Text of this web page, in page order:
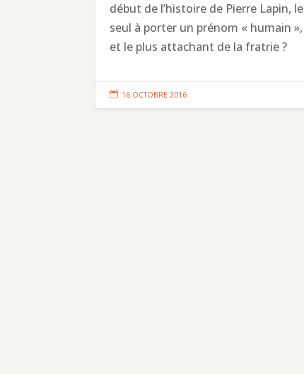
début de l’histoire de Pierre Lapin, le
seul à porter un prénom « humain »,
et le plus attachant de la fratrie ?
 16 OCTOBRE 2016